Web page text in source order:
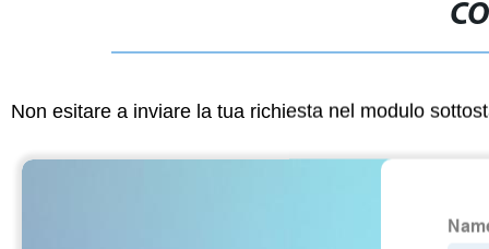
Non esitare a inviare la tua richiesta nel modulo